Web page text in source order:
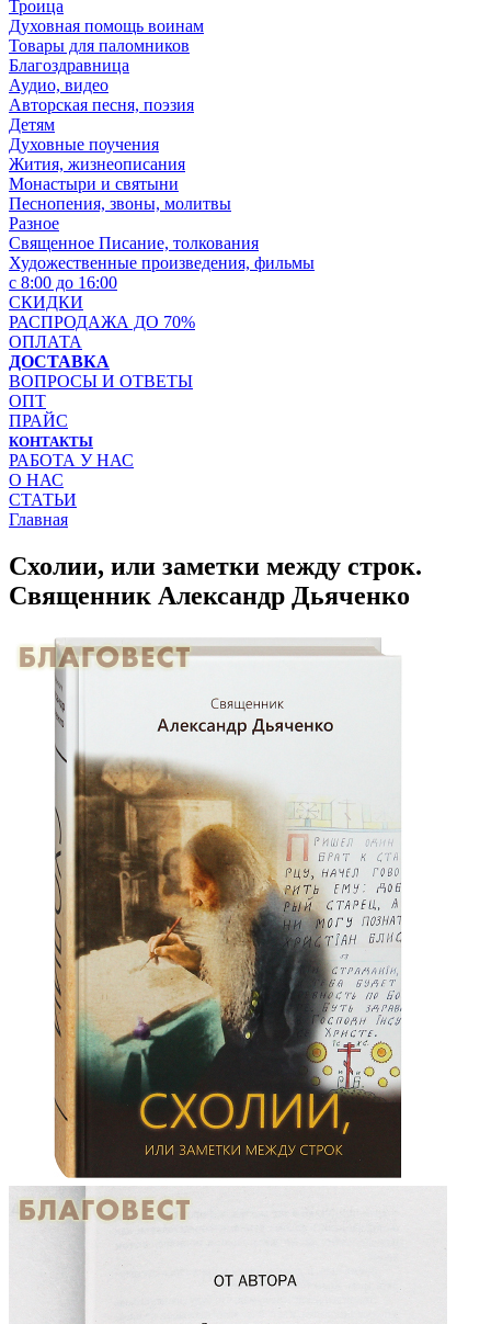
Троица
Духовная помощь воинам
Товары для паломников
Благоздравница
Аудио, видео
Авторская песня, поэзия
Детям
Духовные поучения
Жития, жизнеописания
Монастыри и святыни
Песнопения, звоны, молитвы
Разное
Священное Писание, толкования
Художественные произведения, фильмы
с 8:00 до 16:00
СКИДКИ
РАСПРОДАЖА ДО 70%
ОПЛАТА
ДОСТАВКА
ВОПРОСЫ И ОТВЕТЫ
ОПТ
ПРАЙС
КОНТАКТЫ
РАБОТА У НАС
О НАС
СТАТЬИ
Главная
Схолии, или заметки между строк.
Священник Александр Дьяченко